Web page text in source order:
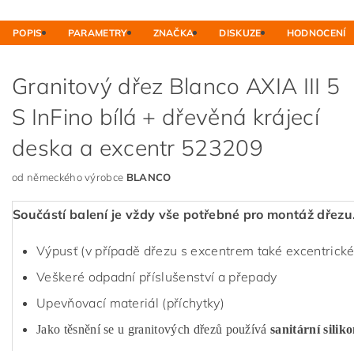
POPIS PARAMETRY ZNAČKA DISKUZE HODNOCENÍ
Granitový dřez Blanco AXIA III 5
S InFino bílá + dřevěná krájecí
deska a excentr 523209
od německého výrobce BLANCO
Součástí balení je vždy vše potřebné pro montáž
Výpusť (v případě dřezu s excentrem také
Veškeré odpadní příslušenství a přepady
Upevňovací materiál (příchytky)
Jako těsnění se u granitových dřezů používásanitární